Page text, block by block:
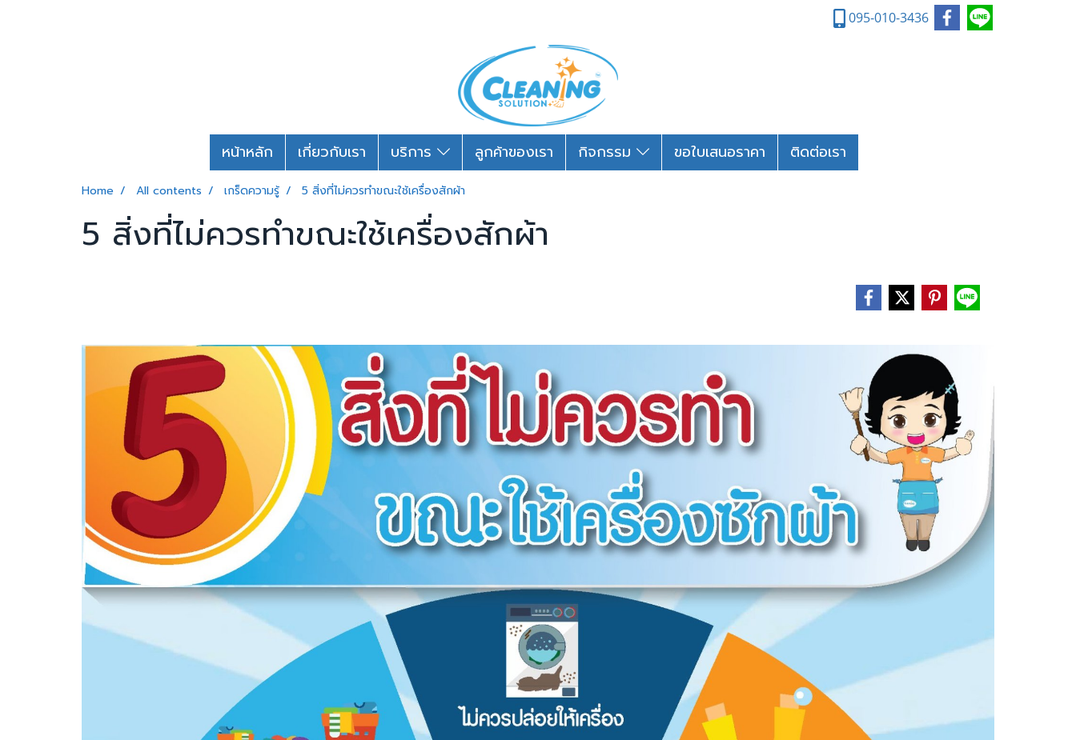
095-010-3436
หน้าหลัก เกี่ยวกับเรา บริการ ลูกค้าของเรา กิจกรรม ขอใบเสนอราคา ติดต่อเรา
Home All contents เกร็ดความรู้ 5 สิ่งที่ไม่ควรทำขณะใช้เครื่องสักผ้า
5 สิ่งที่ไม่ควรทำขณะใช้เครื่องสักผ้า